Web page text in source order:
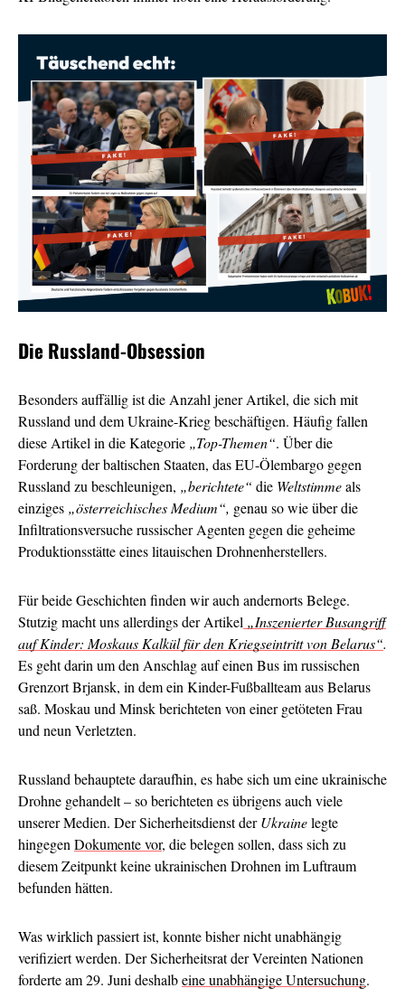
Die Russland-Obsession
Besonders auffällig ist die Anzahl jener Artikel, die sich mit
Russland und dem Ukraine-Krieg beschäftigen. Häufig fallen
diese Artikel in die Kategorie „Top-Themen“. Über die
Forderung der baltischen Staaten, das EU-Ölembargo gegen
Russland zu beschleunigen, „berichtete“ die Weltstimmeals
einziges „österreichisches Medium“, genau so wie über die
Infiltrationsversuche russischer Agenten gegen die geheime
Produktionsstätte eines litauischen Drohnenherstellers.
Für beide Geschichten finden wir auch andernorts Belege.
Stutzig macht uns allerdings der Artikel „Inszenierter Busangriff
auf Kinder: Moskaus Kalkül für den Kriegseintritt von Belarus“.
Es geht darin um den Anschlag auf einen Bus im russischen
Grenzort Brjansk, in dem ein Kinder-Fußballteam aus Belarus
saß. Moskau und Minsk berichteten von einer getöteten Frau
und neun Verletzten.
Russland behauptete daraufhin, es habe sich um eine ukrainische
Drohne gehandelt – so berichteten es übrigens auch viele
unserer Medien. Der Sicherheitsdienst derUkrainelegte
hingegen Dokumente vor, die belegen sollen, dass sich zu
diesem Zeitpunkt keine ukrainischen Drohnen im Luftraum
befunden hätten.
Was wirklich passiert ist, konnte bisher nicht unabhängig
verifiziert werden. Der Sicherheitsrat der Vereinten Nationen
forderte am 29. Juni deshalbeine unabhängige Untersuchung.